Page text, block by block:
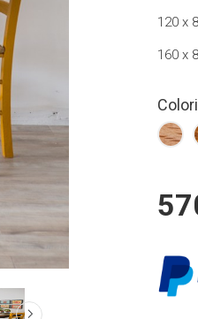
120 x
160 x